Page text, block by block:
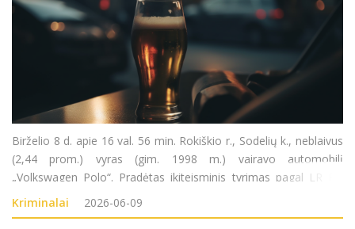
Birželio 8 d. apie 16 val. 56 min. Rokiškio r., Sodelių k., neblaivus
(2,44 prom.) vyras (gim. 1998 m.) vairavo automobilį
„Volkswagen Polo“. Pradėtas ikiteisminis tyrimas pagal LR BK
281 str. (Kelių transporto eismo saugumo ar transporto
priemonių eksploatavimo taisyklių pažeidi
Kriminalai 2026-06-09